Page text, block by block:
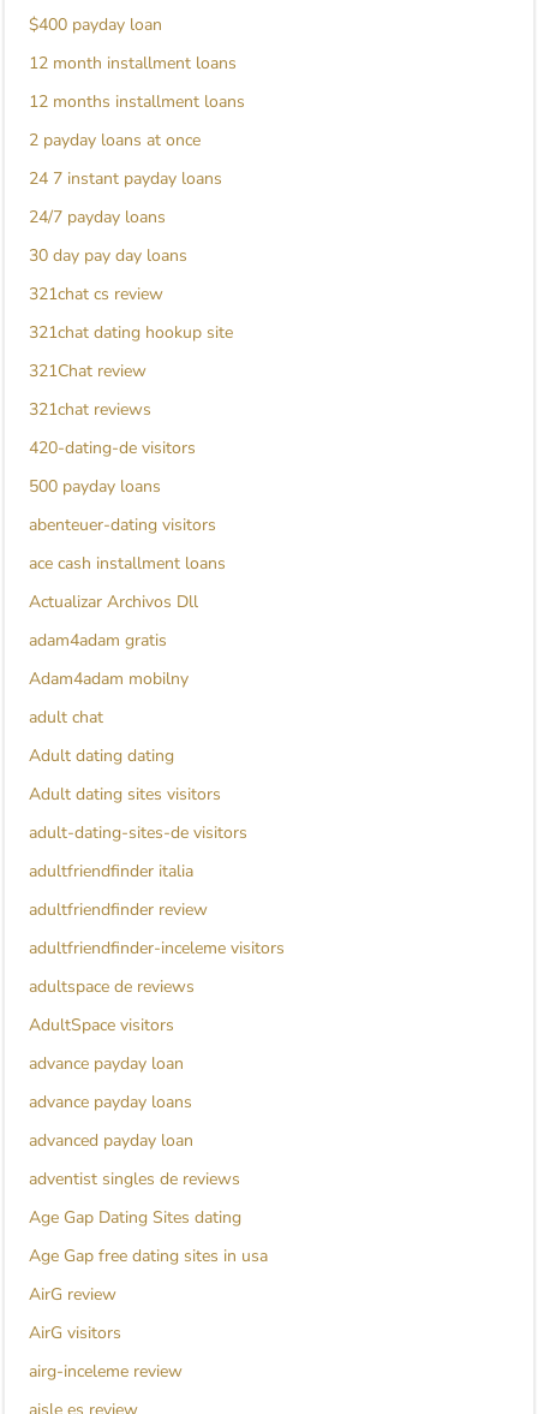
$400 payday loan
12 month installment loans
12 months installment loans
2 payday loans at once
24 7 instant payday loans
24/7 payday loans
30 day pay day loans
321chat cs review
321chat dating hookup site
321Chat review
321chat reviews
420-dating-de visitors
500 payday loans
abenteuer-dating visitors
ace cash installment loans
Actualizar Archivos Dll
adam4adam gratis
Adam4adam mobilny
adult chat
Adult dating dating
Adult dating sites visitors
adult-dating-sites-de visitors
adultfriendfinder italia
adultfriendfinder review
adultfriendfinder-inceleme visitors
adultspace de reviews
AdultSpace visitors
advance payday loan
advance payday loans
advanced payday loan
adventist singles de reviews
Age Gap Dating Sites dating
Age Gap free dating sites in usa
AirG review
AirG visitors
airg-inceleme review